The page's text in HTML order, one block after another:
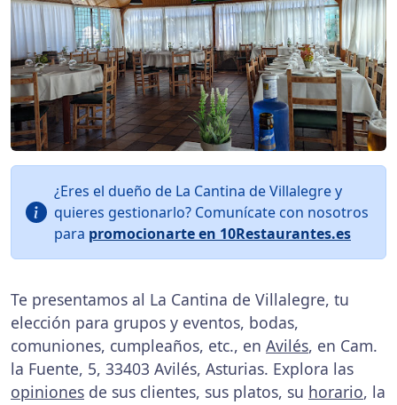
¿Eres el dueño de La Cantina de Villalegre y
quieres gestionarlo? Comunícate con nosotros
para promocionarte en 10Restaurantes.es
Te presentamos al La Cantina de Villalegre, tu
elección para grupos y eventos, bodas,
comuniones, cumpleaños, etc., en Avilés, en Cam.
la Fuente, 5, 33403 Avilés, Asturias. Explora las
opiniones de sus clientes, sus platos, su horario, la